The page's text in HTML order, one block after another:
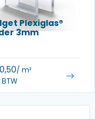
Plexiglas®
3mm
/ m²